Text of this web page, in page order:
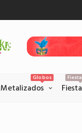
Metalizados
Globos
Fiesta